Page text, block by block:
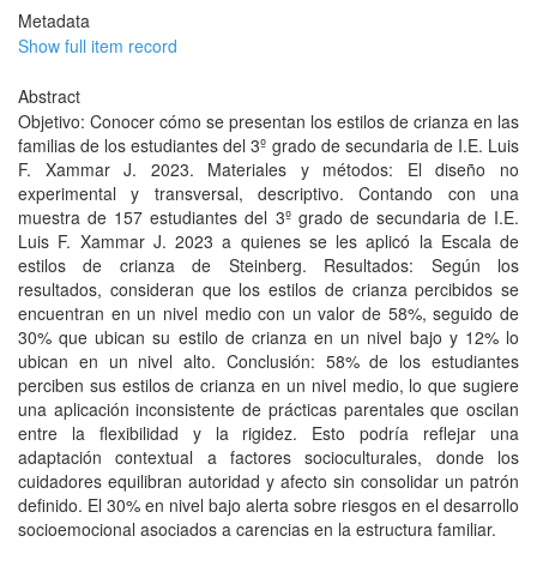
Metadata
Show full item record
Abstract
Objetivo: Conocer cómo se presentan los estilos de crianza en las
familias de los estudiantes del 3º grado de secundaria de I.E. Luis
F. Xammar J. 2023. Materiales y métodos: El diseño no
experimental y transversal, descriptivo. Contando con una
muestra de 157 estudiantes del 3º grado de secundaria de I.E.
Luis F. Xammar J. 2023 a quienes se les aplicó la Escala de
estilos de crianza de Steinberg. Resultados: Según los
resultados, consideran que los estilos de crianza percibidos se
encuentran en un nivel medio con un valor de 58%, seguido de
30% que ubican su estilo de crianza en un nivel bajo y 12% lo
ubican en un nivel alto. Conclusión: 58% de los estudiantes
perciben sus estilos de crianza en un nivel medio, lo que sugiere
una aplicación inconsistente de prácticas parentales que oscilan
entre la flexibilidad y la rigidez. Esto podría reflejar una
adaptación contextual a factores socioculturales, donde los
cuidadores equilibran autoridad y afecto sin consolidar un patrón
definido. El 30% en nivel bajo alerta sobre riesgos en el desarrollo
socioemocional asociados a carencias en la estructura familiar.